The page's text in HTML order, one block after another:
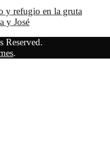
y refugio en la gruta
y José
.